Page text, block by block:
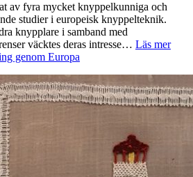
av fyra mycket knyppelkunniga och
studier i europeisk knyppelteknik.
knypplare i samband med
väcktes deras intresse… Läs mer
genom Europa